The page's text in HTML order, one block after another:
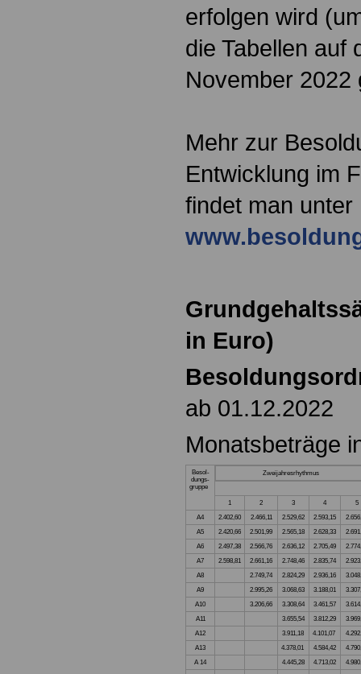
erfolgen wird
die Tabellen auf
November 2022
Mehr zur
Entwicklung im
findet man unter
in Euro)
ab 01.12.2022
Monatsbeträge
Besol-
dungs-
gruppe
Zweijahresrhythmus
1 2 3 4
5
A4
2.402,60 2.466,11 2.529,62 2.593,15
A5
2.420,66 2.501,99 2.565,18 2.628,33
A6
2.497,38 2.566,76 2.636,12 2.705,49
A7
2.598,81 2.661,16 2.748,46 2.835,74
A8
2.749,74 2.824,29 2.936,16
A9
2.995,26 3.068,63 3.188,01
A10
3.206,66 3.308,64 3.461,57
A11
3.655,54 3.812,29
A12
3.911,18 4.101,07
A13
4.378,01 4.584,42
A 14
4.445,28 4.713,02